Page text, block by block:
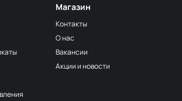
Магазин
Контакты
О нас
Вакансии
Акции и новости